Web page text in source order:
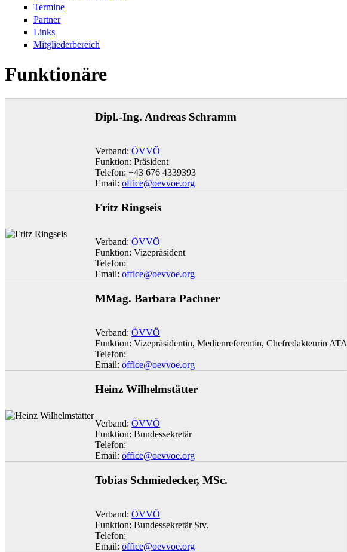
Termine
Partner
Links
Mitgliederbereich
Funktionäre
Dipl.-Ing. Andreas Schramm
Verband: ÖVVÖ
Funktion: Präsident
Telefon: +43 676 4339393
Email: office@oevvoe.org
Fritz Ringseis
Verband: ÖVVÖ
Funktion: Vizepräsident
Telefon:
Email: office@oevvoe.org
MMag. Barbara Pachner
Verband: ÖVVÖ
Funktion: Vizepräsidentin, Medienreferentin, Chefredakteurin ATA
Telefon:
Email: office@oevvoe.org
Heinz Wilhelmstätter
Verband: ÖVVÖ
Funktion: Bundessekretär
Telefon:
Email: office@oevvoe.org
Tobias Schmiedecker, MSc.
Verband: ÖVVÖ
Funktion: Bundessekretär Stv.
Telefon:
Email: office@oevvoe.org